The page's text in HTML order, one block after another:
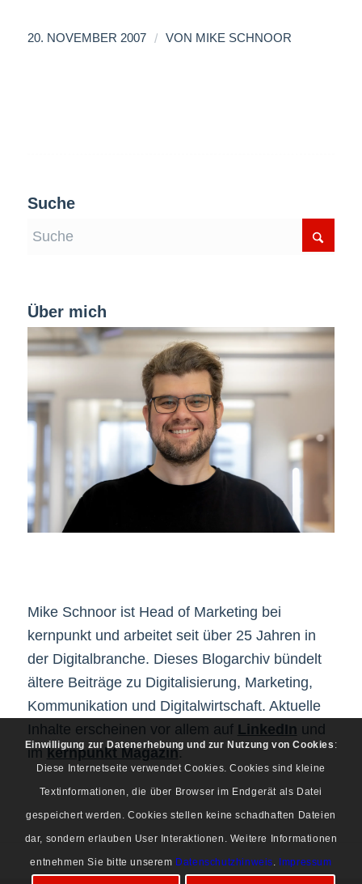
20. NOVEMBER 2007 / VON MIKE SCHNOOR
Suche
Über mich
Mike Schnoor ist Head of Marketing bei
kernpunkt und arbeitet seit über 25 Jahren in
der Digitalbranche. Dieses Blogarchiv bündelt
ältere Beiträge zu Digitalisierung, Marketing,
Kommunikation und Digitalwirtschaft. Aktuelle
Inhalte erscheinen vor allem auf LinkedIn und
imkernpunkt Magazin.
Einwilligung zur Datenerhebung und zur Nutzung von Cookies :
Diese Internetseite verwendet Cookies. Cookies sind kleine
Textinformationen, die über Browser im Endgerät als Datei
gespeichert werden. Cookies stellen keine schadhaften Dateien
dar, sondern erlauben User Interaktionen. Weitere Informationen
entnehmen Sie bitte unserem Datenschutzhinweis. Impressum